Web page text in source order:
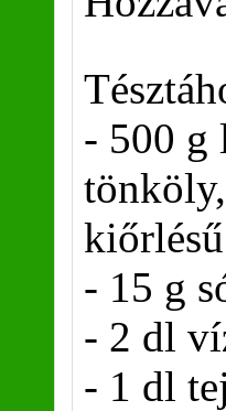
- 500 g
- 15 g
- 2 dl
- 1 dl tej